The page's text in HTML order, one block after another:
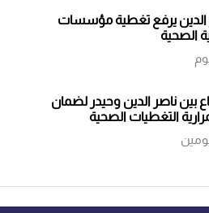
الدين يرفع تغطية مؤسسات
الصحية
بين ناصر الدين وحيدر لضمان
التغطيات الصحية